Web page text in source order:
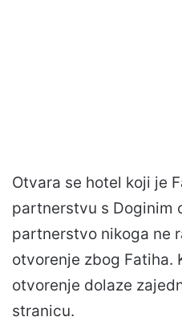
Otvara se hotel koji je
partnerstvu s Doginim
partnerstvo nikoga ne
otvorenje zbog Fatiha.
otvorenje dolaze
stranicu.